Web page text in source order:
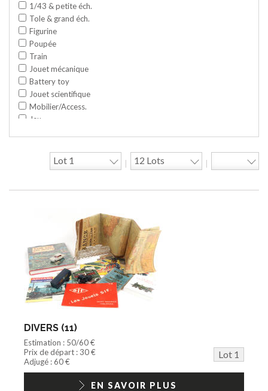
1/43 & petite éch.
Tole & grand éch.
Figurine
Poupée
Train
Jouet mécanique
Battery toy
Jouet scientifique
Mobilier/Access.
Jeu
Travaux publics
Jeu construction
Action Figure
Peluche
Disque
Agricole
Documentation
Train HO
Playmobil/Lego
Barbie/Big Jim
Jouets Fast Food
Trading cards
1/18ème moderne
DIVERS (11)
Estimation : 50/60 €
Prix de départ : 30 €
Lot 1
Adjugé : 60 €
EN SAVOIR PLUS